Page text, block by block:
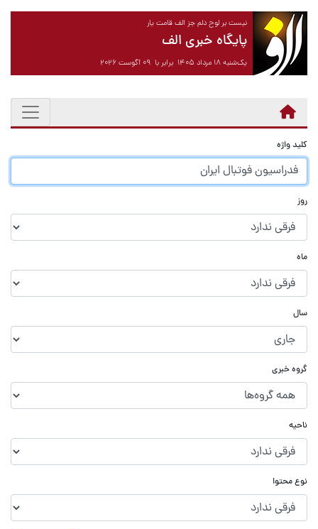
نیست بر لوح دلم جز الف قامت یار
پایگاه خبری الف
یک‌شنبه ۱۸ مرداد ۱۴۰۵ برابر با ۰۹ آگوست ۲۰۲۶
کلید واژه
روز
ماه
سال
گروه خبری
ناحیه
نوع محتوا